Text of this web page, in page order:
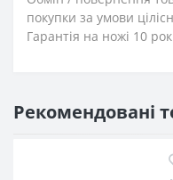
покупки за умови
Гарантія на ножі 10
Рекомендовані